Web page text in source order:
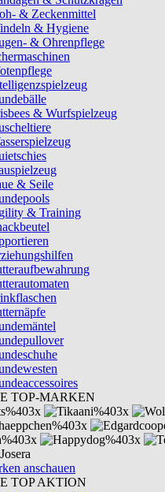
& Zeckenmittel
& Hygiene
& Ohrenpflege
& Wurfspielzeug
& Seile
& Training
TOP-MARKEN
anschauen
TOP AKTION